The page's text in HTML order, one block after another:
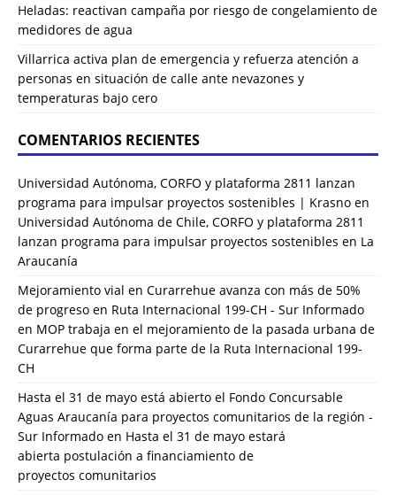
Heladas: reactivan campaña por riesgo de congelamiento de
medidores de agua
Villarrica activa plan de emergencia y refuerza atención a
personas en situación de calle ante nevazones y
temperaturas bajo cero
COMENTARIOS RECIENTES
Universidad Autónoma, CORFO y plataforma 2811 lanzan
programa para impulsar proyectos sostenibles | Krasno en
Universidad Autónoma de Chile, CORFO y plataforma 2811
lanzan programa para impulsar proyectos sostenibles en La
Araucanía
Mejoramiento vial en Curarrehue avanza con más de 50%
de progreso en Ruta Internacional 199-CH - Sur Informado
en MOP trabaja en el mejoramiento de la pasada urbana de
Curarrehue que forma parte de la Ruta Internacional 199-
CH
Hasta el 31 de mayo está abierto el Fondo Concursable
Aguas Araucanía para proyectos comunitarios de la región -
Sur Informado en Hasta el 31 de mayo estará
abierta postulación a financiamiento de
proyectos comunitarios